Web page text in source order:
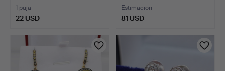
1 puja
22 USD
Estimación
81 USD